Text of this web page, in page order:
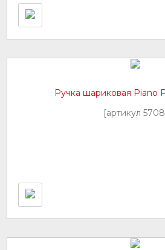
Ручка шариковая Piano
[артикул